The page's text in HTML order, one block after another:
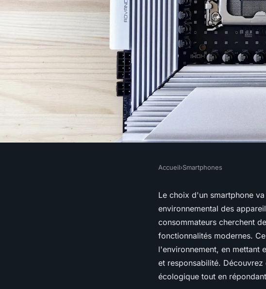
Comparatif
les plus écologiques
Accueil›Smartphones
Le choix d'un smartphone
environnemental des
consommateurs cherchent
fonctionnalités modernes.
l'environnement, en mettant
et responsabilité.
écologique tout en